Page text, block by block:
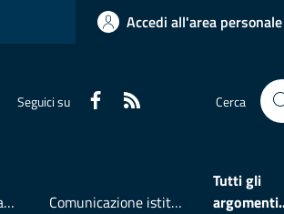
Accedi all'area personale
Seguici su Faceboook Cerca
Accesso all'informazione Comunicazione istituzionale
Tutti gli